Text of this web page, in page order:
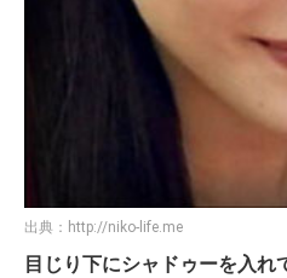
出典： http://niko-life.me
目じり下にシャドゥーを入れ